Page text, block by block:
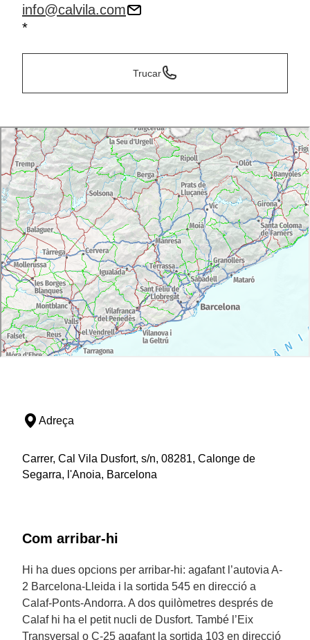
info@calvila.com
*
Trucar
Adreça
Carrer, Cal Vila Dusfort, s/n, 08281, Calonge de
Segarra, l'Anoia, Barcelona
Com arribar-hi
Hi ha dues opcions per arribar-hi: agafant l’autovia A-
2 Barcelona-Lleida i la sortida 545 en direcció a
Calaf-Ponts-Andorra. A dos quilòmetres després de
Calaf hi ha el petit nucli de Dusfort. També l’Eix
Transversal o C-25 agafant la sortida 103 en direcció